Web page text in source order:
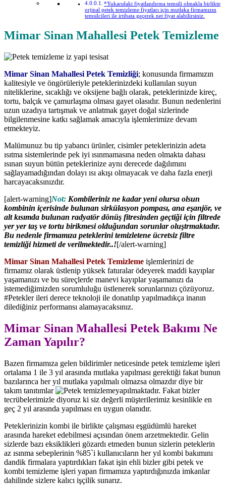
*Yukarıdaki fiyatlandırma temsili olmakla birlikte
orjinal petek temizleme fiyatları için mutlaka firmamızın
temsilcileri ile irtibata geçerek net fiyat alabilirsiniz.
Mimar Sinan Mahallesi Petek Temizleme
Mimar Sinan Mahallesi Petek Temizliği; konusunda firmamızın
kalitesiyle ve öngörüleriyle peteklerinizdeki kullanılan suyun
niteliklerine, sıcaklığı ve oksijene bağlı olarak, peteklerinizde kireç,
tortu, balçık ve çamurlaşma olması gayet olasıdır. Bunun nedenlerini
uzun uzadıya tartışmak ve anlatmak gayet doğal sizlerinde
bilgilenmesine katkı sağlamak amacıyla işlemlerimize devam
etmekteyiz.
Malümunuz bu tip yabancı ürünler, cisimler peteklerinizin adeta
ısıtma sistemlerinde pek iyi ısınmamasına neden olmakta dahası
ısınan suyun bütün peteklerinize aynı derecede dağılımını
sağlayamadığından dolayı ısı akışı olmayacak ve daha fazla enerji
harcayacaksınızdır.
[alert-warning]Not: Kombileriniz ne kadar yeni olursa olsun
kombinin içerisinde bulunan sirkülasyon pompası, ana eşanjör, ve
alt kısımda bulunan radyatör dönüş fitresinden geçtiği için filtrede
yer yer taş ve tortu birikmesi olduğundan sorunlar oluştrmaktadır.
Bu nedenle firmamıza peteklerini temizletene ücretsiz filtre
temizliği hizmeti de verilmektedir..![/alert-warning]
Mimar Sinan Mahallesi Petek Temizleme işlemlerinizi de
firmamız olarak üstlenip yüksek faturalar ödeyerek maddi kayıplar
yaşamanızı ve bu süreçlerde manevi kayıplar yaşamanızı da
istemediğimizden sorumluluğu üstlenerek sorunlarınızı çözüyoruz.
#Petekler ileri derece teknoloji ile donatılıp yapılmadıkça inanın
dilediğiniz performansı alamayacaksınız.
Mimar Sinan Mahallesi Petek Bakımı Ne
Zaman Yapılır?
Bazen firmamıza gelen bildirimler neticesinde petek temizleme işleri
ortalama 1 ile 3 yıl arasında mutlaka yapılması gerektiği fakat bunun
bazılarınca her yıl mutlaka yapılmalı olmazsa olmazdır diye bir
takım tanıtımlar
yapılmaktadır. Fakat bizler
tecrübelerimizle diyoruz ki siz değerli müşterilerimiz kesinlikle en
geç 2 yıl arasında yapılması en uygun olanıdır.
Peteklerinizin kombi ile birlikte çalışması eşgüdümlü hareket
arasında hareket edebilmesi açısından önem arzetmektedir. Gelin
sizlerde bazı eksiklikleri gözardı etmeden bunun sizlerin peteklerin
az ısınma sebeplerinin %85`i kullanıcıların her yıl kombi bakımını
dandik firmalara yaptırdıkları fakat işin ehli bizler gibi petek ve
kombi temizleme işleri yapan firmamıza yaptırdığınızda imkanlar
dahilinde sizlere kalıcı işçilik sunarız.